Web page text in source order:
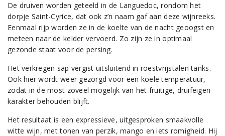
De druiven worden geteeld in de Languedoc, rondom het
dorpje Saint-Cyrice, dat ook z’n naam gaf aan deze wijnreeks.
Eenmaal rijp worden ze in de koelte van de nacht geoogst en
meteen naar de kelder vervoerd. Zo zijn ze in optimaal
gezonde staat voor de persing.
Het verkregen sap vergist uitsluitend in roestvrijstalen tanks.
Ook hier wordt weer gezorgd voor een koele temperatuur,
zodat in de most zoveel mogelijk van het fruitige, druifeigen
karakter behouden blijft.
Het resultaat is een expressieve, uitgesproken smaakvolle
witte wijn, met tonen van perzik, mango en iets romigheid. Hij